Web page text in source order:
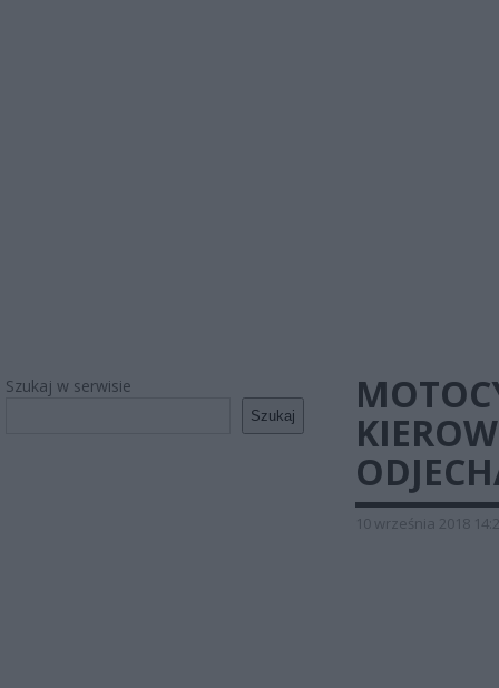
Szukaj w serwisie
Szukaj
10 września 2018